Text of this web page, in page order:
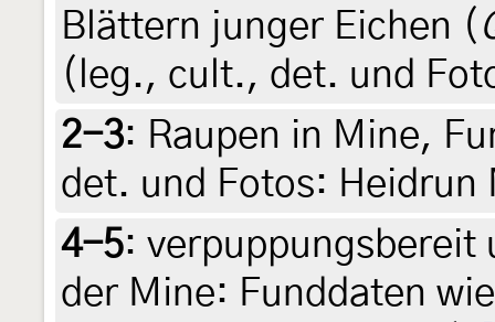
Blättern junger Eichen (
(leg., cult., det. und
2-3: Raupen in Mine,
det. und Fotos: Heidrun
4-5: verpuppungsbereit
der Mine: Funddaten